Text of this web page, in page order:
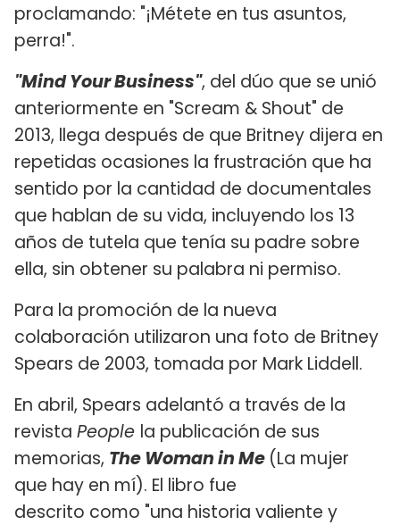
proclamando: "¡Métete en tus asuntos,
perra!".
"Mind Your Business", del dúo que se unió
anteriormente en "Scream & Shout" de
2013, llega después de que Britney dijera en
repetidas ocasiones la frustración que ha
sentido por la cantidad de documentales
que hablan de su vida, incluyendo los 13
años de tutela que tenía su padre sobre
ella, sin obtener su palabra ni permiso.
Para la promoción de la nueva
colaboración utilizaron una foto de Britney
Spears de 2003, tomada por Mark Liddell.
En abril, Spears adelantó a través de la
revista People la publicación de sus
memorias, The Woman in Me (La mujer
que hay en mí). El libro fue
descrito como "una historia valiente y